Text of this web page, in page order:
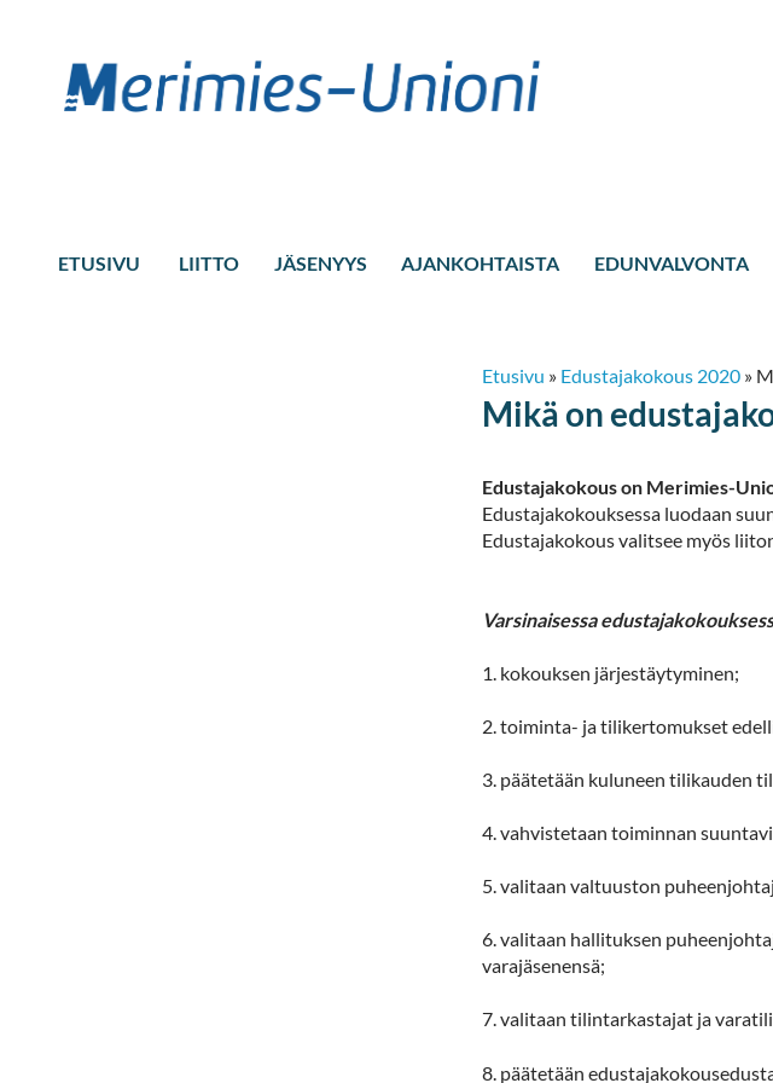
ETUSIVU LIITTO JÄSENYYS AJANKOHTAISTA EDUNVALVONTA
Etusivu » Edustajakokous 2020 »
Mikä on
Edustajakokous on Merimies-
Edustajakokouksessa luodaan
Edustajakokous valitsee myös
Varsinaisessa
1. kokouksen järjestäytyminen;
2. toiminta- ja tilikertomukset
3. päätetään kuluneen tilikauden
4. vahvistetaan toiminnan
5. valitaan valtuuston
6. valitaan hallituksen
varajäsenensä;
7. valitaan tilintarkastajat ja
8. päätetään